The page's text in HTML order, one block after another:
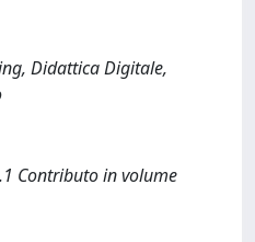
Didattica Digitale,
Contributo in volume